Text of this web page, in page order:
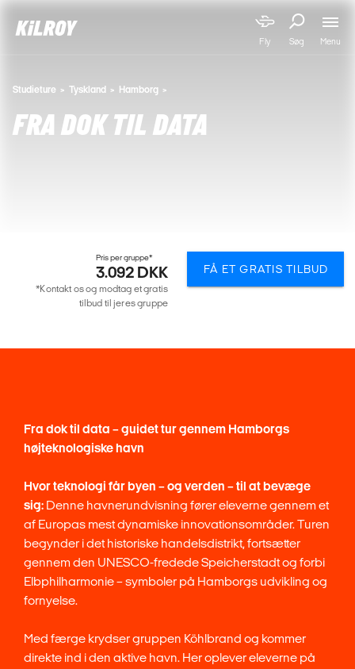
Fly Søg Menu
Studieture Tyskland Hamborg
FRA DOK TIL DATA
Fra dok til data – guidet tur gennem Hamborgs
højteknologiske havn
Hvor teknologi får byen – og verden – til at bevæge
sig: Denne havnerundvisning fører eleverne gennem et
af Europas mest dynamiske innovationsområder. Turen
begynder i det historiske handelsdistrikt, fortsætter
gennem den UNESCO-fredede Speicherstadt og forbi
Elbphilharmonie – symboler på Hamborgs udvikling og
fornyelse.
Med færge krydser gruppen Köhlbrand og kommer
direkte ind i den aktive havn. Her oplever eleverne på
Pris per gruppe*
3.092 DKK
*Kontakt os og modtag et gratis
tilbud til jeres gruppe
FÅ ET GRATIS TILBUD